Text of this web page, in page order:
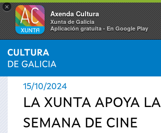
×
Axenda Cultura
Xunta de Galicia
Aplicación gratuíta - En Google Play
Se
encuentra
usted
INICIO › ACTUALIDAD
15/10/2024
LA XUNTA APOYA LA
SEMANA DE CINE